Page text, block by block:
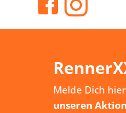
Melde Dich
unseren